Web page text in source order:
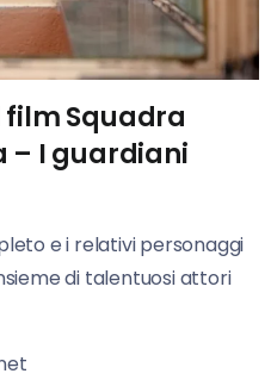
Squadra
– I guardiani
e i relativi personaggi
di talentuosi attori